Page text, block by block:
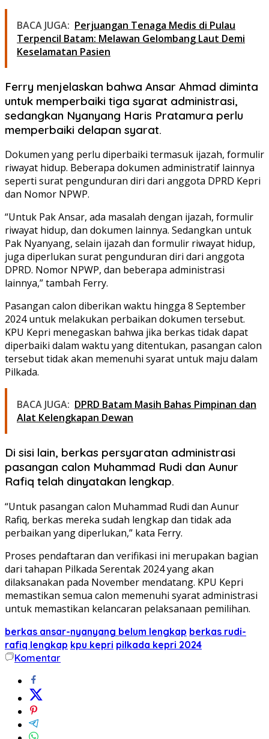
BACA JUGA: Perjuangan Tenaga Medis di Pulau
Terpencil Batam: Melawan Gelombang Laut Demi
Keselamatan Pasien
Ferry menjelaskan bahwa Ansar Ahmad diminta
untuk memperbaiki tiga syarat administrasi,
sedangkan Nyanyang Haris Pratamura perlu
memperbaiki delapan syarat.
Dokumen yang perlu diperbaiki termasuk ijazah, formulir
riwayat hidup. Beberapa dokumen administratif lainnya
seperti surat pengunduran diri dari anggota DPRD Kepri
dan Nomor NPWP.
“Untuk Pak Ansar, ada masalah dengan ijazah, formulir
riwayat hidup, dan dokumen lainnya. Sedangkan untuk
Pak Nyanyang, selain ijazah dan formulir riwayat hidup,
juga diperlukan surat pengunduran diri dari anggota
DPRD. Nomor NPWP, dan beberapa administrasi
lainnya,” tambah Ferry.
Pasangan calon diberikan waktu hingga 8 September
2024 untuk melakukan perbaikan dokumen tersebut.
KPU Kepri menegaskan bahwa jika berkas tidak dapat
diperbaiki dalam waktu yang ditentukan, pasangan calon
tersebut tidak akan memenuhi syarat untuk maju dalam
Pilkada.
BACA JUGA: DPRD Batam Masih Bahas Pimpinan dan
Alat Kelengkapan Dewan
Di sisi lain, berkas persyaratan administrasi
pasangan calon Muhammad Rudi dan Aunur
Rafiq telah dinyatakan lengkap.
“Untuk pasangan calon Muhammad Rudi dan Aunur
Rafiq, berkas mereka sudah lengkap dan tidak ada
perbaikan yang diperlukan,” kata Ferry.
Proses pendaftaran dan verifikasi ini merupakan bagian
dari tahapan Pilkada Serentak 2024 yang akan
dilaksanakan pada November mendatang. KPU Kepri
memastikan semua calon memenuhi syarat administrasi
untuk memastikan kelancaran pelaksanaan pemilihan.
berkas ansar-nyanyang belum lengkap berkas rudi-
rafiq lengkap kpu kepri pilkada kepri 2024
Komentar